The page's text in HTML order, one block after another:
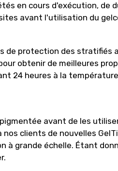
en cours d'exécution, de
avant l'utilisation du
protection des stratifiés
obtenir de meilleures
24 heures à la
avant de les
clients de nouvelles
grande échelle. Étant